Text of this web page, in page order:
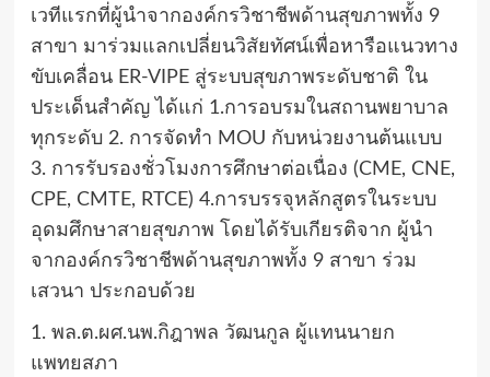
เวทีแรกที่ผู้นำจากองค์กรวิชาชีพด้านสุขภาพทั้ง 9
สาขา มาร่วมแลกเปลี่ยนวิสัยทัศน์เพื่อหารือแนวทาง
ขับเคลื่อน ER-VIPE สู่ระบบสุขภาพระดับชาติ ใน
ประเด็นสำคัญ ได้แก่ 1.การอบรมในสถานพยาบาล
ทุกระดับ 2. การจัดทำ MOU กับหน่วยงานต้นแบบ
3. การรับรองชั่วโมงการศึกษาต่อเนื่อง (CME, CNE,
CPE, CMTE, RTCE) 4.การบรรจุหลักสูตรในระบบ
อุดมศึกษาสายสุขภาพ โดยได้รับเกียรติจาก ผู้นำ
จากองค์กรวิชาชีพด้านสุขภาพทั้ง 9 สาขา ร่วม
เสวนา ประกอบด้วย
1. พล.ต.ผศ.นพ.กิฎาพล วัฒนกูล ผู้แทนนายก
แพทยสภา